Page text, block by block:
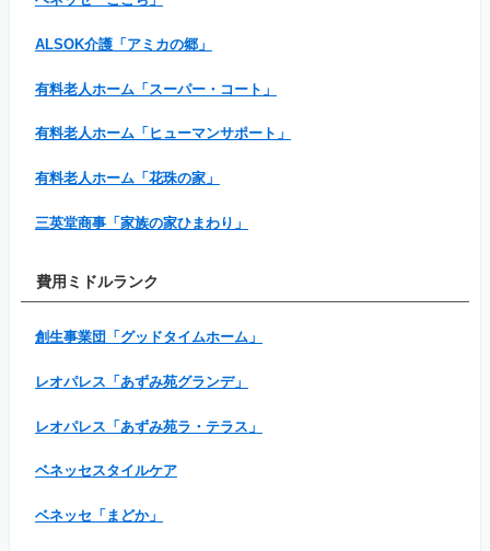
ALSOK介護「アミカの郷」
有料老人ホーム「スーパー・コート」
有料老人ホーム「ヒューマンサポート」
有料老人ホーム「花珠の家」
三英堂商事「家族の家ひまわり」
費用ミドルランク
創生事業団「グッドタイムホーム」
レオパレス「あずみ苑グランデ」
レオパレス「あずみ苑ラ・テラス」
ベネッセスタイルケア
ベネッセ「まどか」